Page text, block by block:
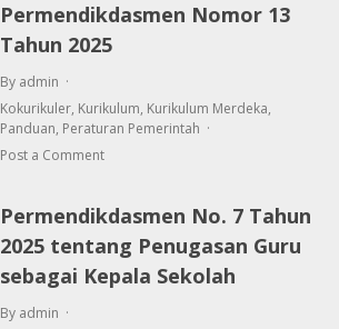
Permendikdasmen Nomor 13
Tahun 2025
By admin
Kokurikuler, Kurikulum, Kurikulum Merdeka,
Panduan, Peraturan Pemerintah
Post a Comment
Permendikdasmen No. 7 Tahun
2025 tentang Penugasan Guru
sebagai Kepala Sekolah
By admin